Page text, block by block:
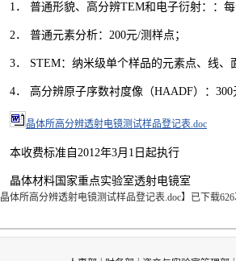
1． 普通形貌、高分辨TEM和电子衍射：：
2． 普通元素分析：200元/测样点；
3． STEM：纳米级单个样品的元素点、线、
4． 高分辨原子序数衬度像（HAADF）：300
晶体所高分辨透射电镜测试样品登记表.doc
本收费标准自2012年3月1日起执行
晶体材料国家重点实验室透射电镜室
晶体所高分辨透射电镜测试样品登记表.doc】 已下载626